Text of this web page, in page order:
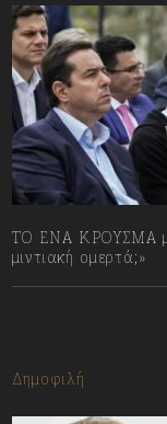
ΤΟ ΕΝΑ ΚΡΟΥΣΜΑ
μιντιακή ομερτά;»
Δημοφιλή